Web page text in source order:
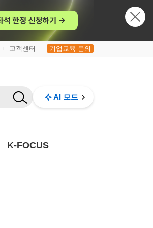
고객센터 기업교육 문의
AI 모드
K-FOCUS